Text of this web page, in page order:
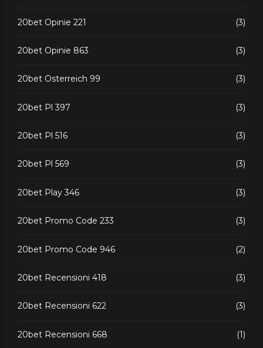
20bet Opinie 221 (3)
20bet Opinie 863 (3)
20bet Osterreich 99 (3)
20bet Pl 397 (3)
20bet Pl 516 (3)
20bet Pl 569 (3)
20bet Play 346 (3)
20bet Promo Code 233 (3)
20bet Promo Code 946 (2)
20bet Recensioni 418 (3)
20bet Recensioni 622 (3)
20bet Recensioni 668 (1)